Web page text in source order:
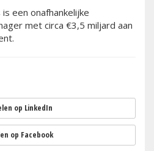
een onafhankelijke
met circa €3,5 miljard aan
op LinkedIn
op Facebook